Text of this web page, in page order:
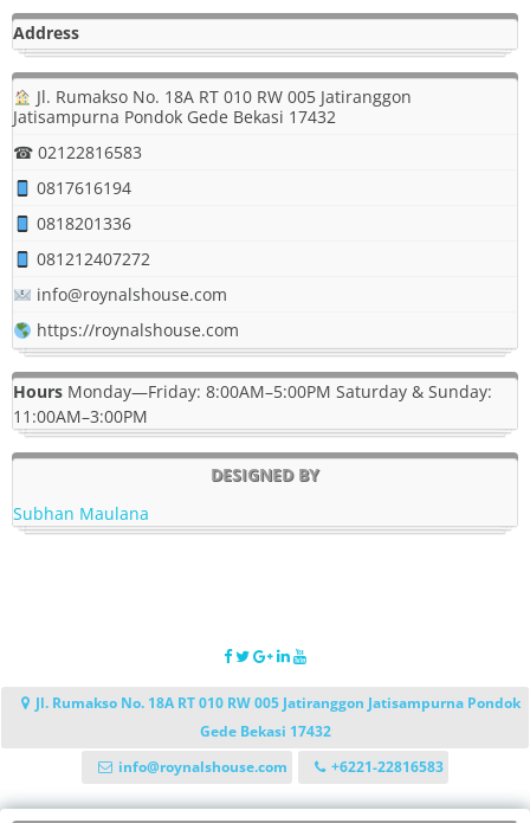
Address
Jl. Rumakso No. 18A RT 010 RW 005 Jatiranggon
Jatisampurna Pondok Gede Bekasi 17432
☎ 02122816583
0817616194
0818201336
081212407272
info@roynalshouse.com
https://roynalshouse.com
Hours Monday—Friday: 8:00AM–5:00PM Saturday & Sunday:
11:00AM–3:00PM
DESIGNED BY
Subhan Maulana
Jl. Rumakso No. 18A RT 010 RW 005 Jatiranggon Jatisampurna Pondok
Gede Bekasi 17432
info@roynalshouse.com
+6221-22816583